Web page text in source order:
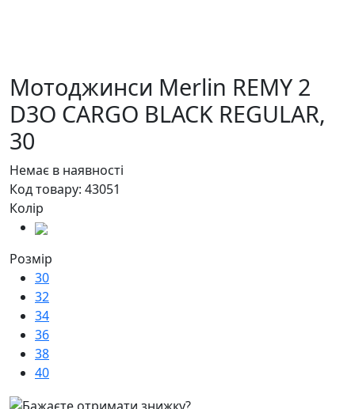
Мотоджинси Merlin REMY 2
D3O CARGO BLACK REGULAR,
30
Немає в наявності
Код товару: 43051
Колір
Розмір
30
32
34
36
38
40